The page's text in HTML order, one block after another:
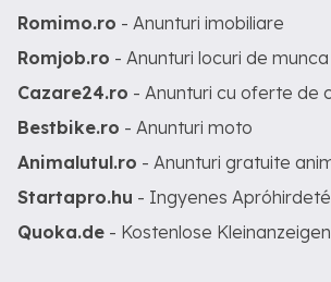
Romimo.ro - Anunturi imobiliare
Romjob.ro - Anunturi locuri de munca
Cazare24.ro - Anunturi cu oferte de
Bestbike.ro - Anunturi moto
Animalutul.ro - Anunturi gratuite
Startapro.hu - Ingyenes
Quoka.de - Kostenlose Kleinanzeigen